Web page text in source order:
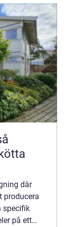
där
producera
specifik
på ett